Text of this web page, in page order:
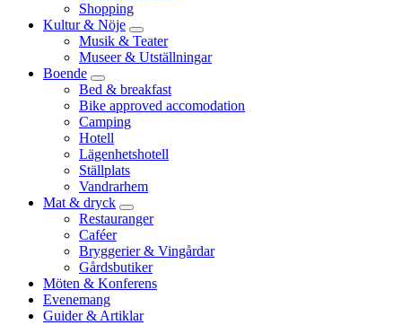
Shopping
Kultur & Nöje
Musik & Teater
Museer & Utställningar
Boende
Bed & breakfast
Bike approved accomodation
Camping
Hotell
Lägenhetshotell
Ställplats
Vandrarhem
Mat & dryck
Restauranger
Caféer
Bryggerier & Vingårdar
Gårdsbutiker
Möten & Konferens
Evenemang
Guider & Artiklar